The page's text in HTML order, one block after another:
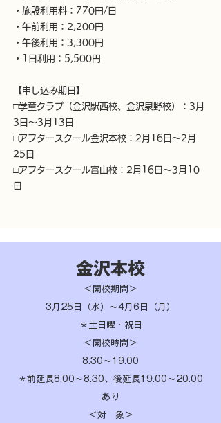
・施設利用料：770円/日
・午前利用：2,200円
・午後利用：3,300円
・1日利用：5,500円
【申し込み期日】
□学童クラブ（金沢駅西校、金沢泉野校）：3月
3日～3月13日
□アフタースクール金沢本校：2月16日～2月
25日
□アフタースクール富山校：2月16日～3月10
日
金沢本校
＜開校期間＞
​3月25日（水）〜4月6日（月）
＊土日曜・祝日
​＜開校時間＞
8:30〜19:00
＊前延長8:00～8:30、後延長19:00～20:00
あり
＜対 象＞